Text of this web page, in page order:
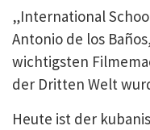
„International
Antonio de los
wichtigsten
der Dritten Welt
Heute ist der